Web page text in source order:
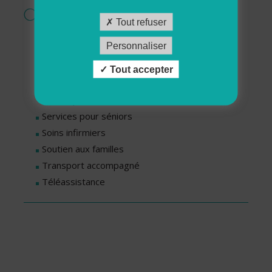
Services proposés par cette association
Crèche – micro-crèche
Livraisons de repas
Ménage - Repassage
Services pour séniors
Soins infirmiers
Soutien aux familles
Transport accompagné
Téléassistance
Tout refuser
Personnaliser
Tout accepter